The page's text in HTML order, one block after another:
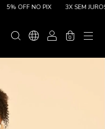
5% OFF NO PIX 3X SEM JUROS
0